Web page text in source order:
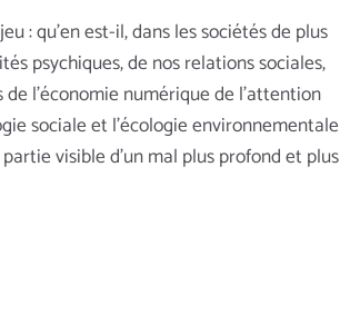
: qu’en est-il, dans les sociétés de plus
psychiques, de nos relations sociales,
l’économie numérique de l’attention
sociale et l’écologie environnementale
visible d’un mal plus profond et plus